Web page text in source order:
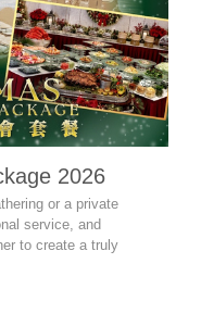
2026
or a private
service, and
to create a truly